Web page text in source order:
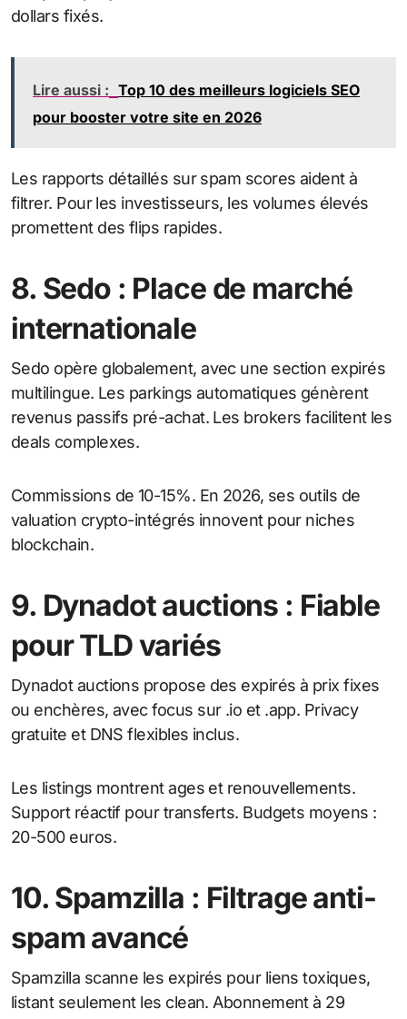
dollars fixés.
Lire aussi : Top 10 des meilleurs logiciels SEO
pour booster votre site en 2026
Les rapports détaillés sur spam scores aident à
filtrer. Pour les investisseurs, les volumes élevés
promettent des flips rapides.
8. Sedo : Place de marché
internationale
Sedo opère globalement, avec une section expirés
multilingue. Les parkings automatiques génèrent
revenus passifs pré-achat. Les brokers facilitent les
deals complexes.
Commissions de 10-15%. En 2026, ses outils de
valuation crypto-intégrés innovent pour niches
blockchain.
9. Dynadot auctions : Fiable
pour TLD variés
Dynadot auctions propose des expirés à prix fixes
ou enchères, avec focus sur .io et .app. Privacy
gratuite et DNS flexibles inclus.
Les listings montrent ages et renouvellements.
Support réactif pour transferts. Budgets moyens :
20-500 euros.
10. Spamzilla : Filtrage anti-
spam avancé
Spamzilla scanne les expirés pour liens toxiques,
listant seulement les clean. Abonnement à 29